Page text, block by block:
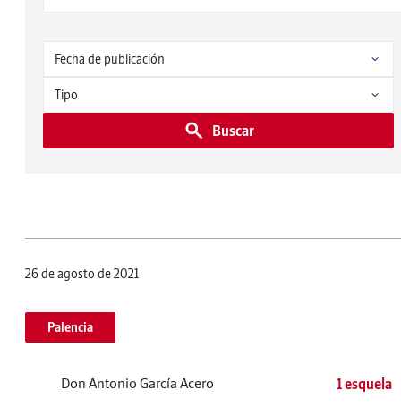
Buscar
26 de agosto de 2021
Palencia
Don Antonio García Acero 1 esquela